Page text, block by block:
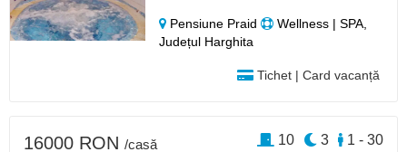
Pensiune Praid
Wellness | SPA,
Județul Harghita
Tichet | Card vacanță
16000 RON /casă 1 - 30
3
10